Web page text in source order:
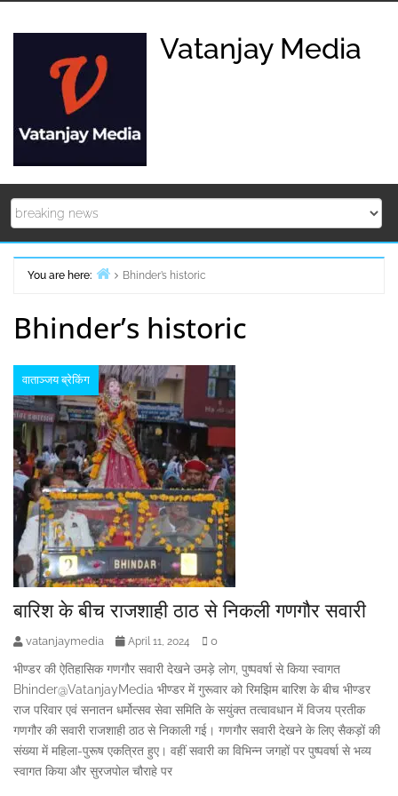
Vatanjay Media
You are here:
Bhinder’s historic
Bhinder’s historic
वाताञ्जय ब्रेकिंग
बारिश के बीच राजशाही ठाठ से निकली गणगौर सवारी
vatanjaymedia April 11, 2024 0
भीण्डर की ऐतिहासिक गणगौर सवारी देखने उमड़े लोग, पुष्पवर्षा से किया स्वागत
Bhinder@VatanjayMedia भीण्डर में गुरूवार को रिमझिम बारिश के बीच भीण्डर
राज परिवार एवं सनातन धर्मोत्सव सेवा समिति के सयुंक्त तत्वावधान में विजय प्रतीक
गणगौर की सवारी राजशाही ठाठ से निकाली गई। गणगौर सवारी देखने के लिए सैकड़ों की
संख्या में महिला-पुरूष एकत्रित हुए। वहीं सवारी का विभिन्न जगहों पर पुष्पवर्षा से भव्य
स्वागत किया और सुरजपोल चौराहे पर